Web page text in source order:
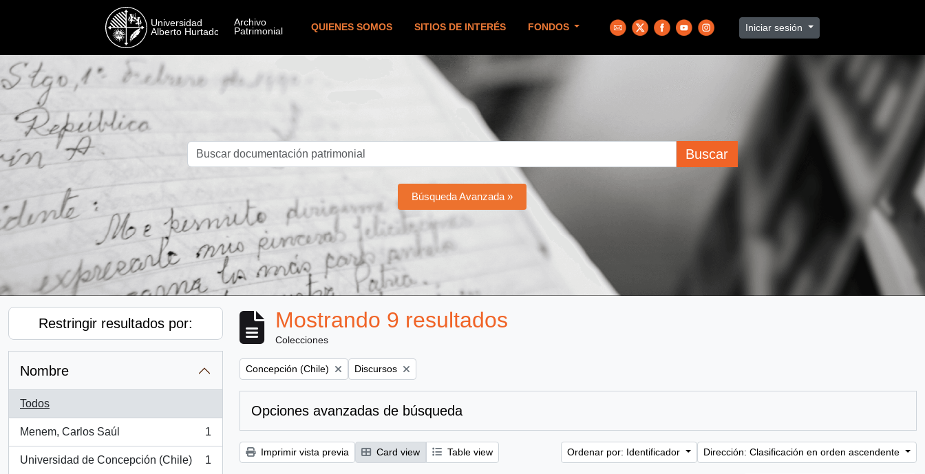
QUIENES SOMOS SITIOS DE INTERÉS FONDOS Iniciar sesión
Buscar
Búsqueda Avanzada »
Restringir resultados por:
Nombre
Todos
Menem, Carlos Saúl
, 1 resultados
1
Universidad de Concepción (Chile)
, 1 resultados
1
Mostrando 9 resultados
Colecciones
Remove filter:
Concepción (Chile) Remove filter:
Discursos
Opciones avanzadas de búsqueda
Imprimir vista previa Card view Table view Ordenar por: Identificador Dirección: Clasificación en orden ascendente